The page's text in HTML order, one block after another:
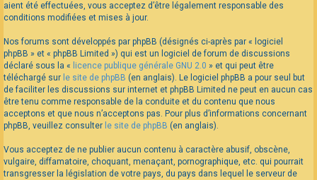
aient été effectuées, vous acceptez d’être légalement responsable des
conditions modifiées et mises à jour.
Nos forums sont développés par phpBB (désignés ci-après par « logiciel
phpBB » et « phpBB Limited ») qui est un logiciel de forum de discussions
déclaré sous la « licence publique générale GNU 2.0 » et qui peut être
téléchargé sur le site de phpBB (en anglais). Le logiciel phpBB a pour seul but
de faciliter les discussions sur internet et phpBB Limited ne peut en aucun cas
être tenu comme responsable de la conduite et du contenu que nous
acceptons et que nous n’acceptons pas. Pour plus d’informations concernant
phpBB, veuillez consulter le site de phpBB (en anglais).
Vous acceptez de ne publier aucun contenu à caractère abusif, obscène,
vulgaire, diffamatoire, choquant, menaçant, pornographique, etc. qui pourrait
transgresser la législation de votre pays, du pays dans lequel le serveur de